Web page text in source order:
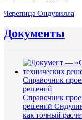
Черепица Ондувилла
Документы
Справочник
решений
Справочник
решений Ондулин,